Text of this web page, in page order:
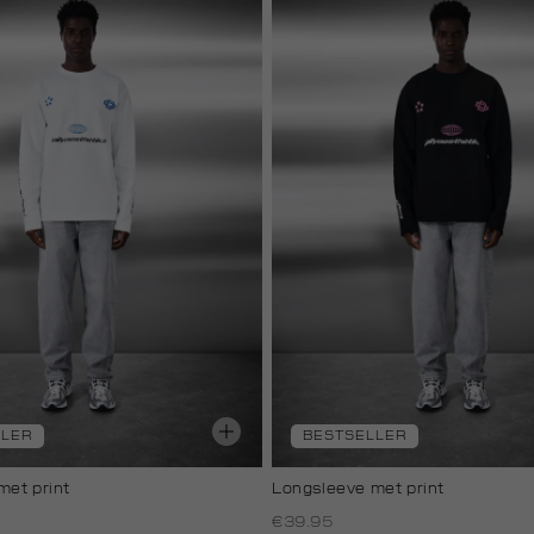
print
BESTSELLER
Longsleeve met print
€39.95